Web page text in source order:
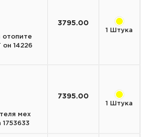
отопите
он 14226
3795.00
1 Штука
мех
1753633
7395.00
1 Штука